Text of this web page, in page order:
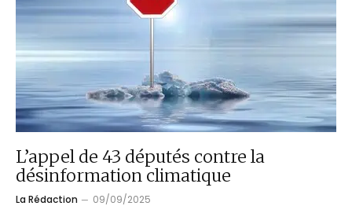
L’appel de 43 députés contre la
désinformation climatique
La Rédaction 09/09/2025